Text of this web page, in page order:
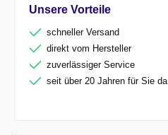
Unsere Vorteile
schneller Versand
direkt vom Hersteller
zuverlässiger Service
seit über 20 Jahren für Sie da